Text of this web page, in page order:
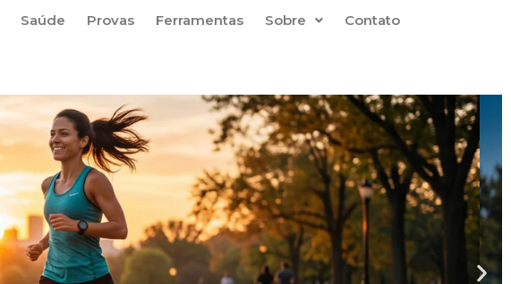
Saúde Provas Ferramentas Sobre Contato